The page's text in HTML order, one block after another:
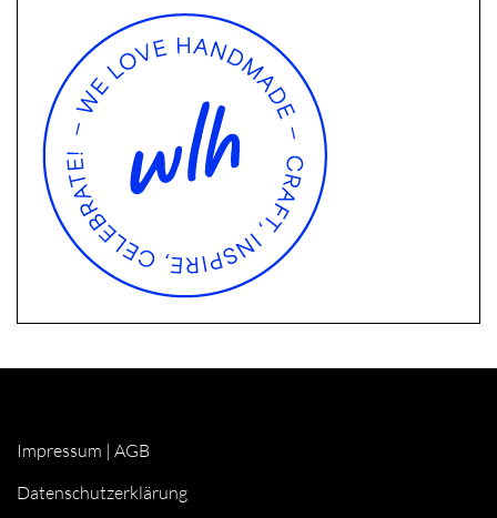
Impressum | AGB
Datenschutzerklärung